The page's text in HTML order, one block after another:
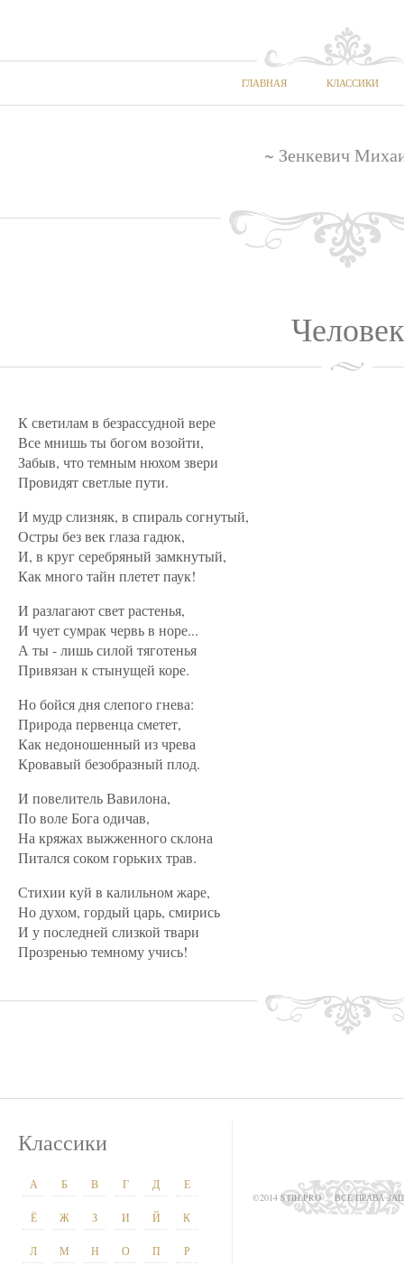
ГЛАВНАЯ КЛАССИКИ
~ Зенкевич
Человек
К светилам в безрассудной вере
Все мнишь ты богом возойти,
Забыв, что темным нюхом звери
Провидят светлые пути.
И мудр слизняк, в спираль согнутый,
Остры без век глаза гадюк,
И, в круг серебряный замкнутый,
Как много тайн плетет паук!
И разлагают свет растенья,
И чует сумрак червь в норе...
А ты - лишь силой тяготенья
Привязан к стынущей коре.
Но бойся дня слепого гнева:
Природа первенца сметет,
Как недоношенный из чрева
Кровавый безобразный плод.
И повелитель Вавилона,
По воле Бога одичав,
На кряжах выжженного склона
Питался соком горьких трав.
Стихии куй в калильном жаре,
Но духом, гордый царь, смирись
И у последней слизкой твари
Прозренью темному учись!
Классики
А Б В Г Д Е
Ё Ж З И Й К
Л М Н О П Р
©2014 STIH.PRO ВСЕ ПРАВА